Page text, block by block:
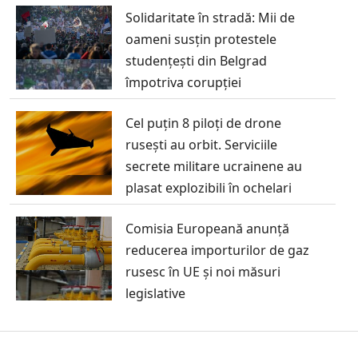
Solidaritate în stradă: Mii de
oameni susțin protestele
studențești din Belgrad
împotriva corupției
Cel puțin 8 piloți de drone
rusești au orbit. Serviciile
secrete militare ucrainene au
plasat explozibili în ochelari
Comisia Europeană anunță
reducerea importurilor de gaz
rusesc în UE și noi măsuri
legislative